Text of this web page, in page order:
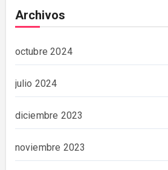
Archivos
octubre 2024
julio 2024
diciembre 2023
noviembre 2023